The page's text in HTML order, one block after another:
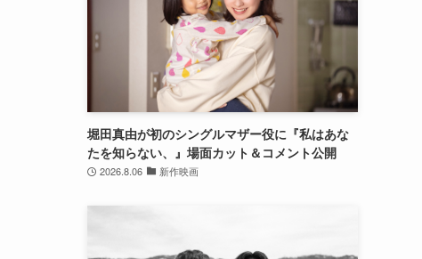
堀田真由が初のシングルマザー役に『私はあな
たを知らない、』場面カット＆コメント公開
2026.8.06 新作映画